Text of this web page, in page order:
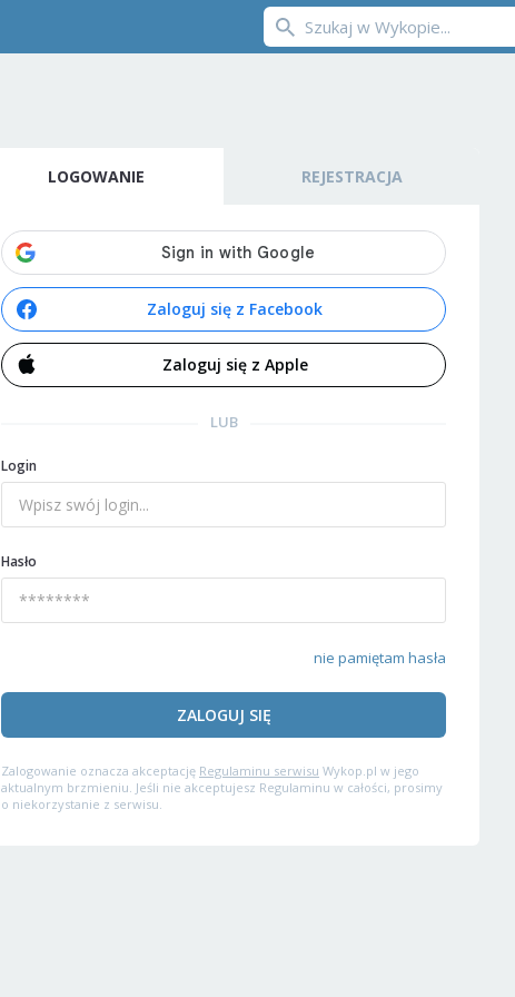
LOGOWANIE REJESTRACJA
Zaloguj się z Facebook
Zaloguj się z Apple
LUB
Login
Hasło
nie pamiętam hasła
ZALOGUJ SIĘ
Zalogowanie oznacza akceptację Regulaminu serwisu Wykop.pl w jego
aktualnym brzmieniu. Jeśli nie akceptujesz Regulaminu w całości, prosimy
o niekorzystanie z serwisu.